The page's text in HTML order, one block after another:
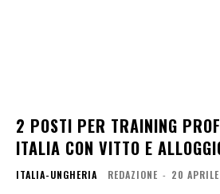
2 POSTI PER TRAINING
ITALIA CON VITTO E
ITALIA-UNGHERIA REDAZIONE - 20